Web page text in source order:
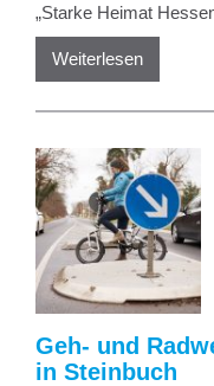
„Starke Heimat
Weiterlesen
Geh- und
in Steinbuch